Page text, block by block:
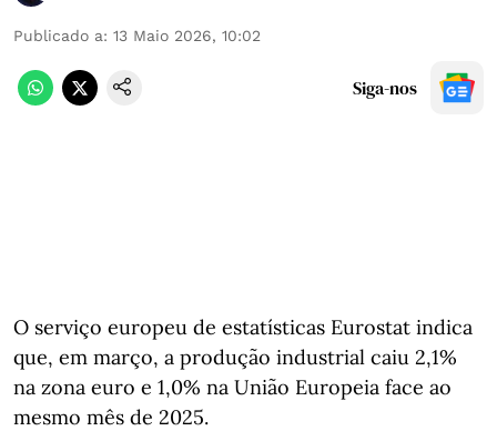
Publicado a: 13 Maio 2026, 10:02
Siga-nos
O serviço europeu de estatísticas Eurostat indica
que, em março, a produção industrial caiu 2,1%
na zona euro e 1,0% na União Europeia face ao
mesmo mês de 2025.